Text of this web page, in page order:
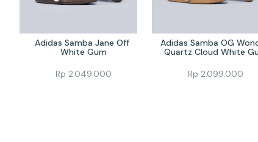
Adidas Samba Jane Off
White Gum
Rp 2.049.000
Adidas Samba OG
Quartz Cloud White
Rp 2.099.000